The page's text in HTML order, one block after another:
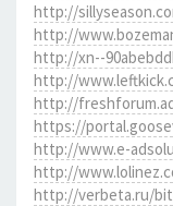
http://
http://
http://xn--
http://
http://
https://
http://www.e-
http://
http://verbeta.ru/